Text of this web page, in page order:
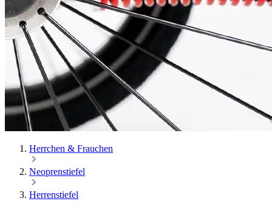
Herrchen & Frauchen
Neoprenstiefel
Herrenstiefel